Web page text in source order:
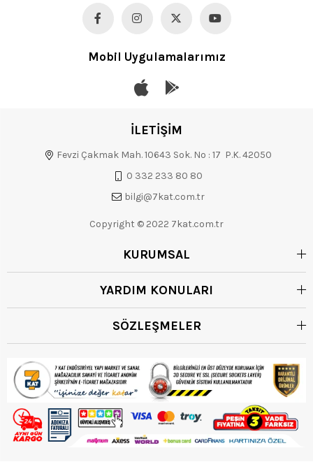
Mobil Uygulamalarımız
İLETİŞİM
Fevzi Çakmak Mah. 10643 Sok. No : 17 P.K. 42050
0 332 233 80 80
bilgi@7kat.com.tr
Copyright © 2022 7kat.com.tr
KURUMSAL
YARDIM KONULARI
SÖZLEŞMELER